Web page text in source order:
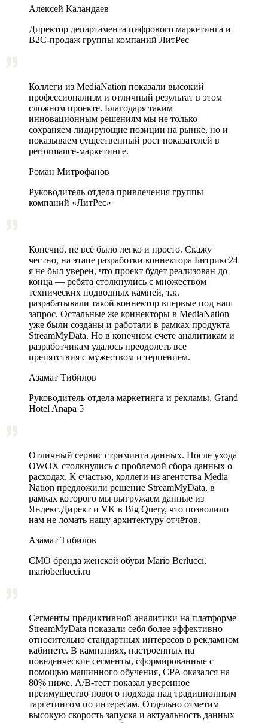
Алексей Каландаев
Директор департамента цифрового маркетинга и
В2С-продаж группы компаний ЛитРес
Коллеги из MediaNation показали высокий
профессионализм и отличный результат в этом
сложном проекте. Благодаря таким
инновационным решениям мы не только
сохраняем лидирующие позиции на рынке, но и
показываем существенный рост показателей в
performance-маркетинге.
Роман Митрофанов
Руководитель отдела привлечения группы
компаний «ЛитРес»
Конечно, не всё было легко и просто. Скажу
честно, на этапе разработки коннектора Битрикс24
я не был уверен, что проект будет реализован до
конца — ребята столкнулись с множеством
технических подводных камней, т.к.
разрабатывали такой коннектор впервые под наш
запрос. Остальные же коннекторы в MediaNation
уже были созданы и работали в рамках продукта
StreamMyData. Но в конечном счете аналитикам и
разработчикам удалось преодолеть все
препятствия с мужеством и терпением.
Азамат Тибилов
Руководитель отдела маркетинга и рекламы, Grand
Hotel Anapa 5
Отличный сервис стриминга данных. После ухода
OWOX столкнулись с проблемой сбора данных о
расходах. К счастью, коллеги из агентства Media
Nation предложили решение StreamMyData, в
рамках которого мы выгружаем данные из
Яндекс.Директ и VK в Big Query, что позволило
нам не ломать нашу архитектуру отчётов.
Азамат Тибилов
CMO бренда женской обуви Mario Berlucci,
marioberlucci.ru
Сегменты предиктивной аналитики на платформе
StreamMyData показали себя более эффективно
относительно стандартных интересов в рекламном
кабинете. В кампаниях, настроенных на
поведенческие сегменты, сформированные с
помощью машинного обучения, CPA оказался на
80% ниже. A/B‑тест показал уверенное
преимущество нового подхода над традиционным
таргетингом по интересам. Отдельно отметим
высокую скорость запуска и актуальность данных